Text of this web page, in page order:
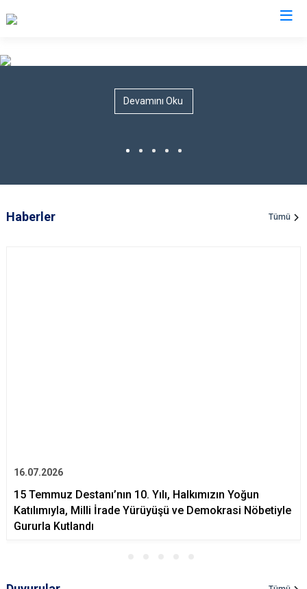
Devamını Oku
Haberler Tümü
16.07.2026
15 Temmuz Destanı’nın 10. Yılı, Halkımızın Yoğun
Katılımıyla, Milli İrade Yürüyüşü ve Demokrasi Nöbetiyle
Gururla Kutlandı